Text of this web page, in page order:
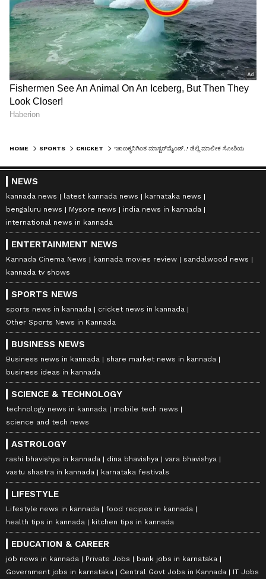
HOME SPORTS CRICKET
NEWS
kannada news latest kannada news
karnataka news
bengaluru news
Mysore news
india news in kannada
international news in kannada
ENTERTAINMENT NEWS
Kannada Cinema News kannada movies review
sandalwood news
kannada tv shows
SPORTS NEWS
sports news in kannada
cricket news in kannada
Other Sports News in Kannada
BUSINESS NEWS
Business news in kannada
share market news in kannada
business ideas in kannada
SCIENCE & TECHNOLOGY
technology news in kannada
mobile tech news
science and tech news
ASTROLOGY
rashi bhavishya in kannada dina bhavishya
vara bhavishya
vastu shastra in kannada
karnataka festivals
LIFESTYLE
Lifestyle news in kannada
food recipes in kannada
health tips in kannada
kitchen tips in kannada
EDUCATION & CAREER
job news in kannada Private Jobs
bank jobs in karnataka
Government jobs in karnataka
Central Govt Jobs in Kannada IT Jobs